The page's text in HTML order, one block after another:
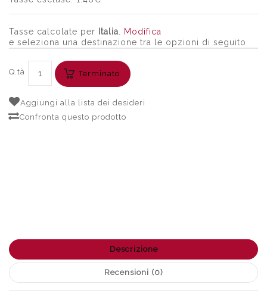
Tasse calcolate per Italia
Modifica
e seleziona una destinazione tra le opzioni di seguito
Q.tà Terminato
Aggiungi alla lista dei desideri
Confronta questo prodotto
Descrizione
Recensioni (0)